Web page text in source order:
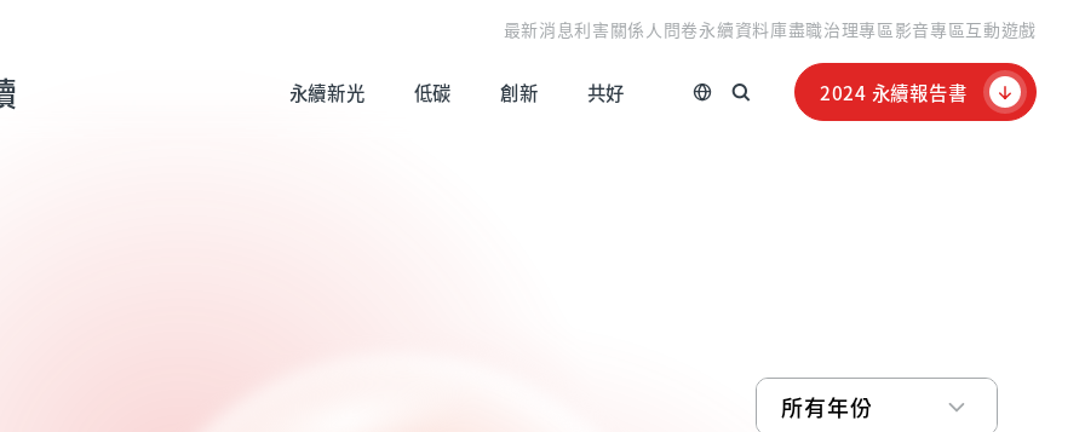
最新消息利害關係人問卷永續資料庫盡職治理專區影音專區互動遊戲
永續新光 低碳 創新 共好 2024 永續報告書